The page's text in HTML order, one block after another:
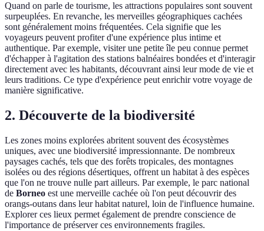
Quand on parle de tourisme, les attractions populaires sont souvent
surpeuplées. En revanche, les merveilles géographiques cachées
sont généralement moins fréquentées. Cela signifie que les
voyageurs peuvent profiter d'une expérience plus intime et
authentique. Par exemple, visiter une petite île peu connue permet
d'échapper à l'agitation des stations balnéaires bondées et d'interagir
directement avec les habitants, découvrant ainsi leur mode de vie et
leurs traditions. Ce type d'expérience peut enrichir votre voyage de
manière significative.
2. Découverte de la biodiversité
Les zones moins explorées abritent souvent des écosystèmes
uniques, avec une biodiversité impressionnante. De nombreux
paysages cachés, tels que des forêts tropicales, des montagnes
isolées ou des régions désertiques, offrent un habitat à des espèces
que l'on ne trouve nulle part ailleurs. Par exemple, le parc national
de Borneo est une merveille cachée où l'on peut découvrir des
orangs-outans dans leur habitat naturel, loin de l'influence humaine.
Explorer ces lieux permet également de prendre conscience de
l'importance de préserver ces environnements fragiles.